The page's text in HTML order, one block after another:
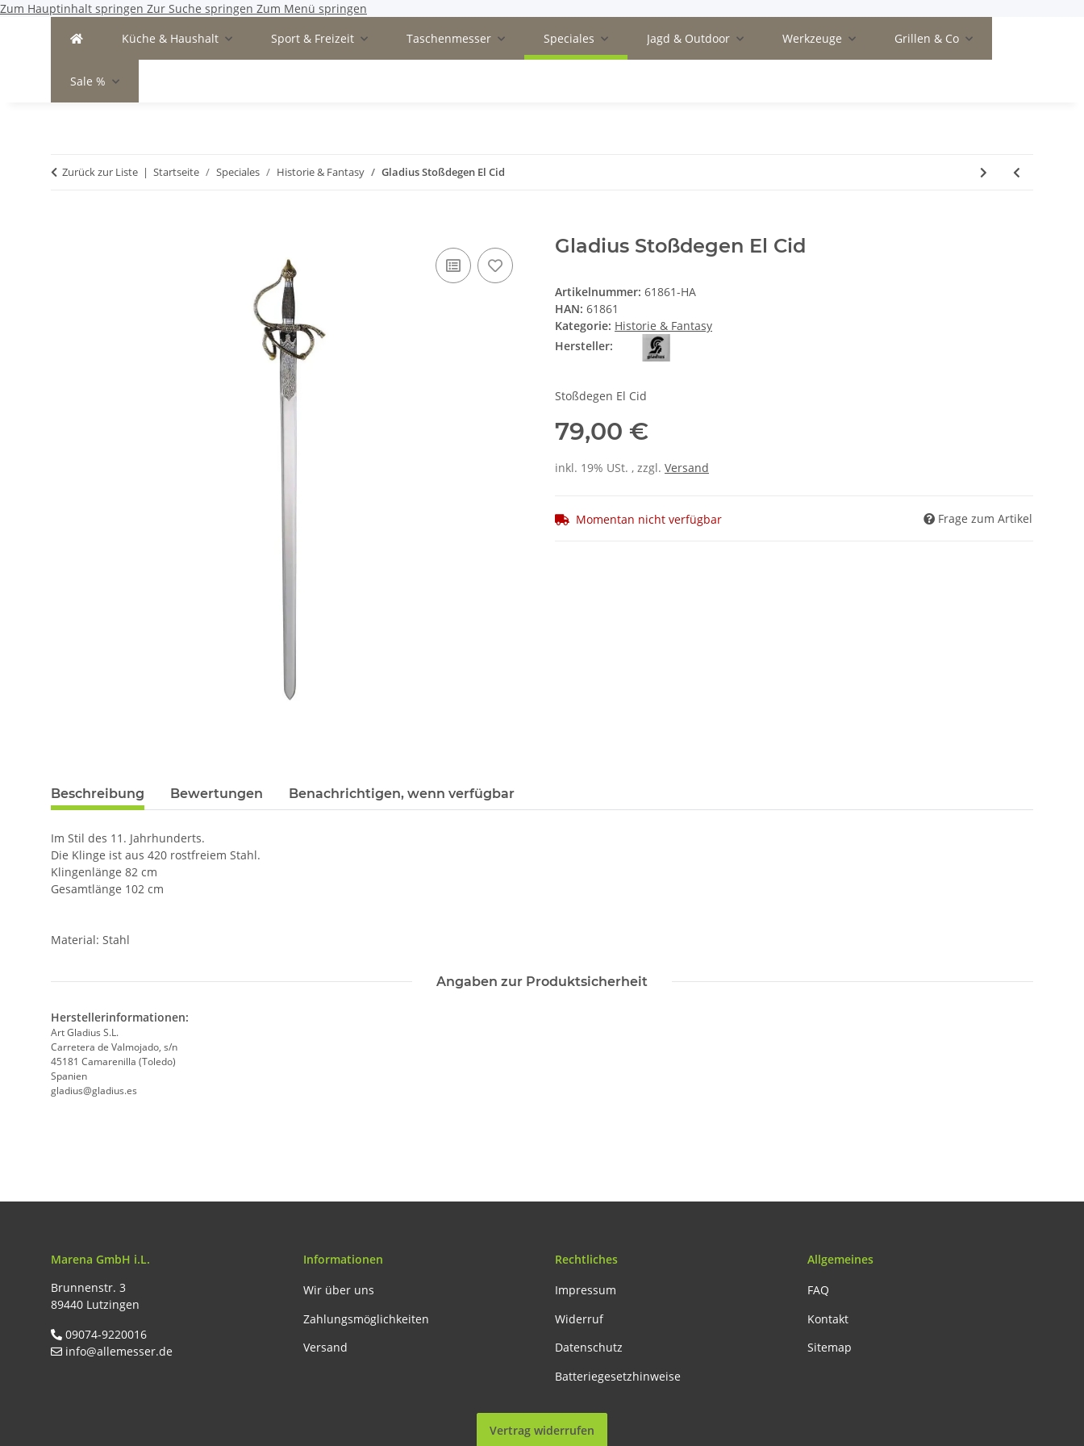
Zum Hauptinhalt springen Zur Suche springen Zum Menü springen
Küche & Haushalt
Sport & Freizeit Taschenmesser Speciales Jagd & Outdoor Werkzeuge Grillen & Co
Sale %
Zurück zur Liste Startseite Speciales Historie & Fantasy Gladius Stoßdegen El Cid
Gladius Stoßdegen El Cid
Artikelnummer: 61861-HA
HAN: 61861
Kategorie: Historie & Fantasy
Hersteller:
Stoßdegen El Cid
79,00 €
inkl. 19% USt. , zzgl. Versand
Momentan nicht verfügbar Frage zum Artikel
Beschreibung Bewertungen Benachrichtigen, wenn verfügbar
Im Stil des 11. Jahrhunderts.
Die Klinge ist aus 420 rostfreiem Stahl.
Klingenlänge 82 cm
Gesamtlänge 102 cm
Material: Stahl
Angaben zur Produktsicherheit
Herstellerinformationen:
Art Gladius S.L.
Carretera de Valmojado, s/n
45181 Camarenilla (Toledo)
Spanien
gladius@gladius.es
Marena GmbH i.L.
Brunnenstr. 3
89440 Lutzingen
09074-9220016
info@allemesser.de
Informationen
Wir über uns
Zahlungsmöglichkeiten
Versand
Rechtliches
Impressum
Widerruf
Datenschutz
Batteriegesetzhinweise
Allgemeines
FAQ
Kontakt
Sitemap
Vertrag widerrufen